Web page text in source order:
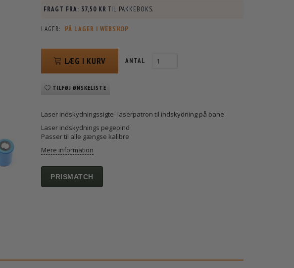
FRAGT FRA: 37,50 KR TIL PAKKEBOKS.
LAGER: PÅ LAGER I WEBSHOP
LÆG I KURV ANTAL
TILFØJ ØNSKELISTE
Laser indskydningssigte- laserpatron til indskydning på bane
Laser indskydnings pegepind
Passer til alle gængse kalibre
Mere information
PRISMATCH